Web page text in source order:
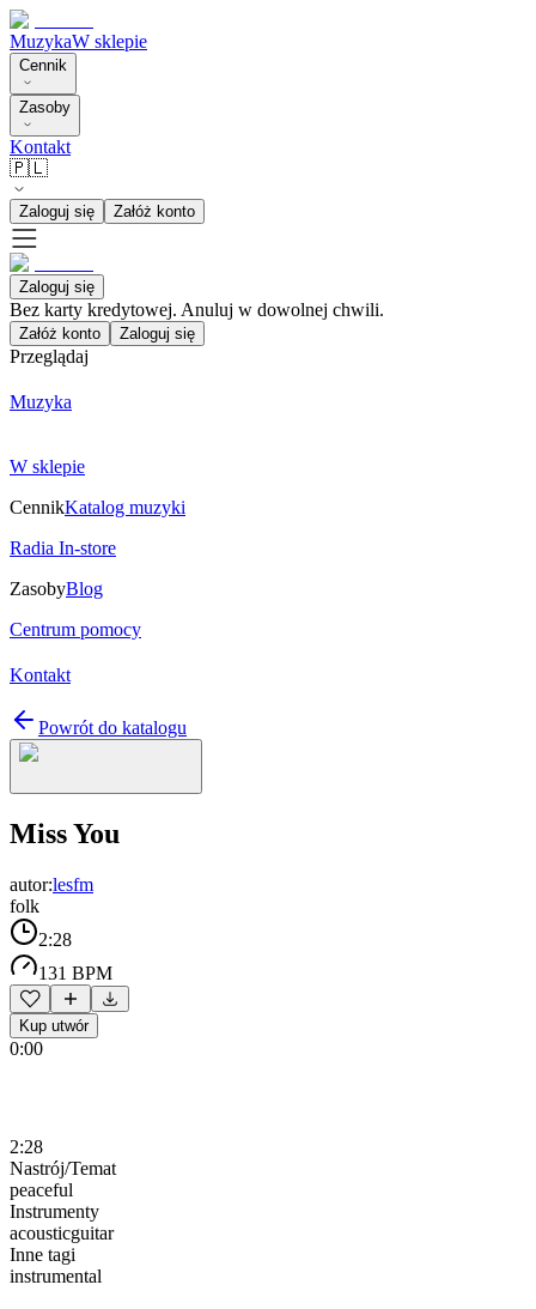
MuzykaW sklepie
Cennik
Zasoby
Kontakt
🇵🇱
Zaloguj się Załóż konto
Zaloguj się
Bez karty kredytowej. Anuluj w dowolnej chwili.
Załóż konto Zaloguj się
Przeglądaj
Muzyka
W sklepie
CennikKatalog muzyki
Radia In-store
ZasobyBlog
Centrum pomocy
Kontakt
Powrót do katalogu
Miss You
autor:lesfm
folk
2:28
131 BPM
Kup utwór
0:00
2:28
Nastrój/Temat
peaceful
Instrumenty
acousticguitar
Inne tagi
instrumental